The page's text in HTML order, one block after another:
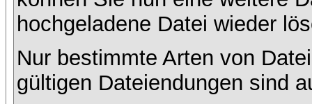
hochgeladene Datei wieder
Nur bestimmte Arten von
gültigen Dateiendungen sind